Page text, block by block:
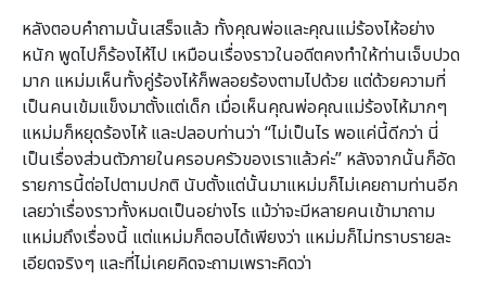
หลังตอบคำถามนั้นเสร็จแล้ว ทั้งคุณพ่อและคุณแม่ร้องไห้อย่าง
หนัก พูดไปก็ร้องไห้ไป เหมือนเรื่องราวในอดีตคงทำให้ท่านเจ็บปวด
มาก แหม่มเห็นทั้งคู่ร้องไห้ก็พลอยร้องตามไปด้วย แต่ด้วยความที่
เป็นคนเข้มแข็งมาตั้งแต่เด็ก เมื่อเห็นคุณพ่อคุณแม่ร้องไห้มากๆ
แหม่มก็หยุดร้องไห้ และปลอบท่านว่า “ไม่เป็นไร พอแค่นี้ดีกว่า นี่
เป็นเรื่องส่วนตัวภายในครอบครัวของเราแล้วค่ะ” หลังจากนั้นก็อัด
รายการนี้ต่อไปตามปกติ นับตั้งแต่นั้นมาแหม่มก็ไม่เคยถามท่านอีก
เลยว่าเรื่องราวทั้งหมดเป็นอย่างไร แม้ว่าจะมีหลายคนเข้ามาถาม
แหม่มถึงเรื่องนี้ แต่แหม่มก็ตอบได้เพียงว่า แหม่มก็ไม่ทราบรายละ
เอียดจริงๆ และที่ไม่เคยคิดจะถามเพราะคิดว่า